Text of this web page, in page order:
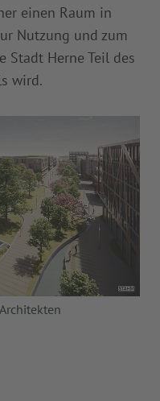
einen Raum in
Nutzung und zum
Herne Teil des
wird.